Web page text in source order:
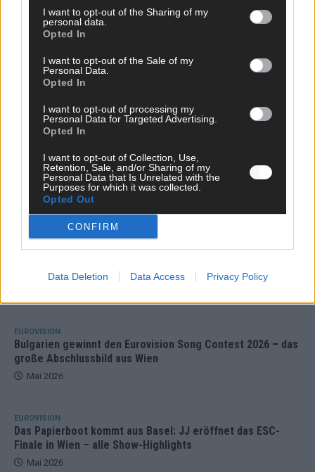
I want to opt-out of the Sharing of my
personal data.
Opted In
I want to opt-out of the Sale of my
Personal Data.
Opted In
I want to opt-out of processing my
Personal Data for Targeted Advertising.
Opted In
I want to opt-out of Collection, Use,
Retention, Sale, and/or Sharing of my
Personal Data that Is Unrelated with the
Purposes for which it was collected.
Opted Out
CONFIRM
Data Deletion Data Access Privacy Policy
Café, Westernbrauerei und Snorri im Kino
Juni 2026
ESC 2026: Ein Sieger, der klar überzeugt – und
eine Debatte, die nicht aufhört
KOMMENTAR
EUROVISION
Bulgarien gewinnt den Eurovision Song Contest 2026 – das
große Abschlussbild aus Wien
Mai 2026
EUROVISION
Das Papierboot kommt aus Basel: JJ eröffnet das ESC-
Finale in Wien – alle Show-Highlights
Mai 2026